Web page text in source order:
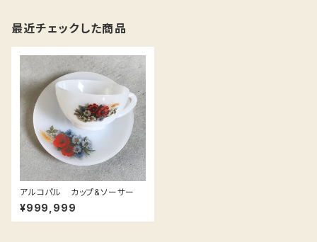
最近チェックした商品
アルコパル カップ&ソーサー
¥999,999